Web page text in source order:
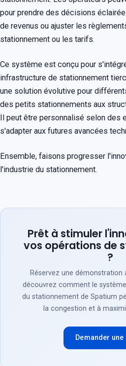
pour prendre des décisions
de revenus ou ajuster les
stationnement ou les tarifs.
Ce système est conçu pour
infrastructure de stationnement
une solution évolutive pour
des petits stationnements aux
Il peut être personnalisé selon des
s'adapter aux futures avancées
Ensemble, faisons progresser
l'industrie du stationnement.
Prêt à stimuler
vos opérations de
?
Réservez une
découvrez comment le
du stationnement de Spatium
la congestion et à
Demander